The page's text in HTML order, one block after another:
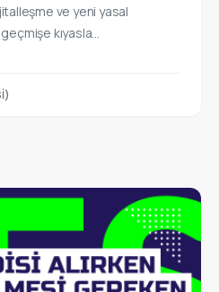
ve yeni yasal
kıyasla…